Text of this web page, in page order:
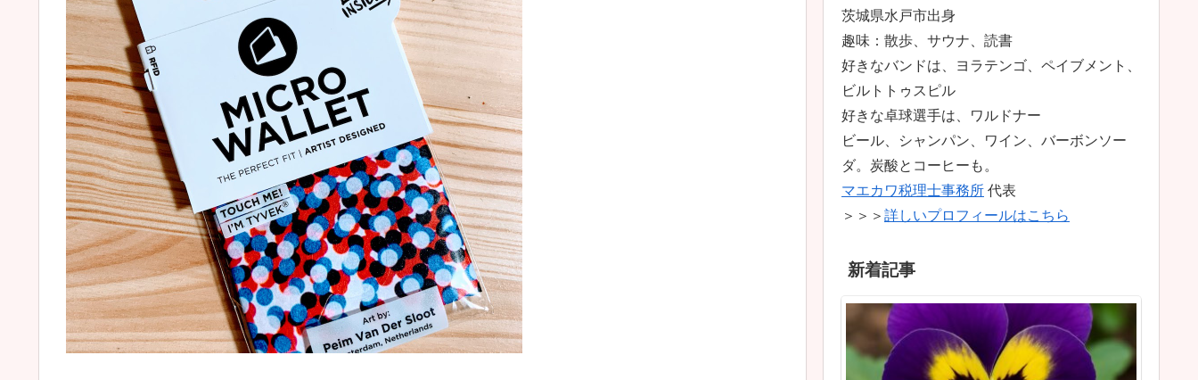
茨城県水戸市出身
趣味：散歩、サウナ、読書
好きなバンドは、ヨラテンゴ、ペイブメント、
ビルトトゥスピル
好きな卓球選手は、ワルドナー
ビール、シャンパン、ワイン、バーボンソー
ダ。炭酸とコーヒーも。
マエカワ税理士事務所 代表
＞＞＞ 詳しいプロフィールはこちら
新着記事